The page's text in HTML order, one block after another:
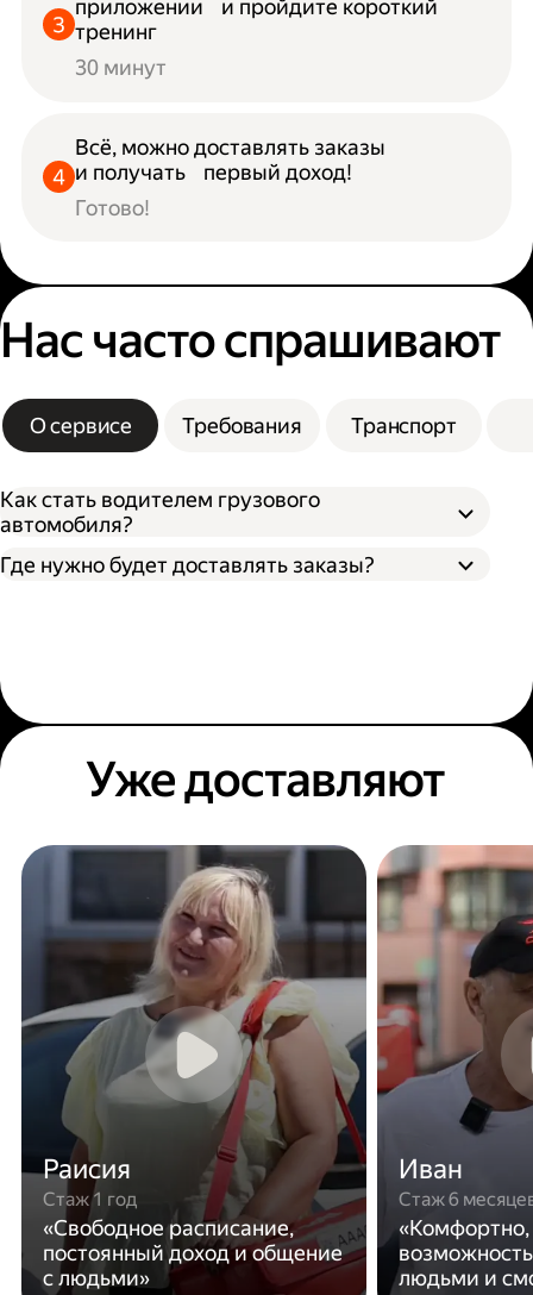
приложении и пройдите короткий
тренинг
30 минут
Всё, можно доставлять заказы
и получать первый доход!
Готово!
Нас часто спрашивают
О сервисе Требования Транспорт
Как стать водителем грузового
автомобиля?
Где нужно будет доставлять заказы?
Уже доставляют
Раисия
Стаж 1 год
«Свободное расписание,
постоянный доход и общение
с людьми»
Иван
Стаж 6
людьми и